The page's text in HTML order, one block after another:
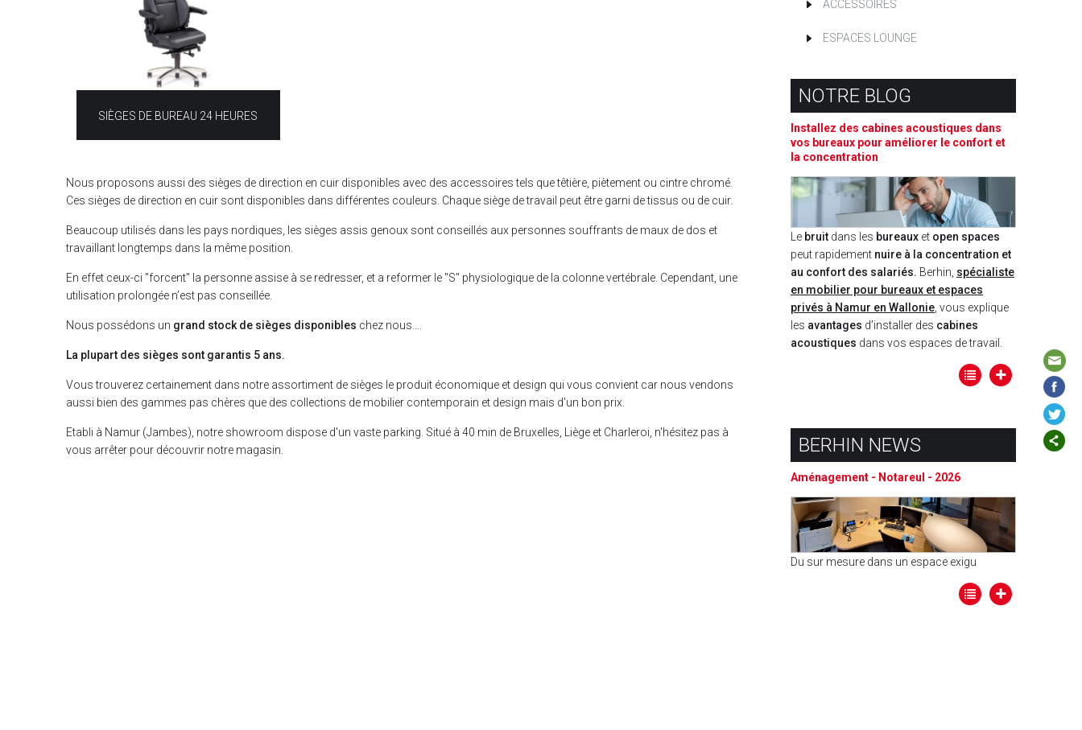
SIÈGES DE BUREAU 24 HEURES
Nous proposons aussi des sièges de direction en cuir disponibles avec des accessoires tels que têtière, piètement ou cintre chromé.
Ces sièges de direction en cuir sont disponibles dans différentes couleurs. Chaque siège de travail peut être garni de tissus ou de cuir.
Beaucoup utilisés dans les pays nordiques, les sièges assis genoux sont conseillés aux personnes souffrants de maux de dos et
travaillant longtemps dans la même position.
En effet ceux-ci "forcent" la personne assise à se redresser, et a reformer le "S" physiologique de la colonne vertébrale. Cependant, une
utilisation prolongée n’est pas conseillée.
Nous possédons un grand stock de sièges disponibles chez nous....
La plupart des sièges sont garantis 5 ans.
Vous trouverez certainement dans notre assortiment de sièges le produit économique et design qui vous convient car nous vendons
aussi bien des gammes pas chères que des collections de mobilier contemporain et design mais d’un bon prix.
Etabli à Namur (Jambes), notre showroom dispose d'un vaste parking. Situé à 40 min de Bruxelles, Liège et Charleroi, n'hésitez pas à
vous arrêter pour découvrir notre magasin.
ACCESSOIRES
ESPACES LOUNGE
NOTRE BLOG
Installez des cabines acoustiques dans
vos bureaux pour améliorer le confort et
la concentration
Le bruit dans les bureaux et open spaces
peut rapidement nuire à la concentration et
au confort des salariés. Berhin, spécialiste
en mobilier pour bureaux et espaces
privés à Namur en Wallonie , vous explique
les avantages d’installer des cabines
acoustiques dans vos espaces de travail.
BERHIN NEWS
Aménagement - Notareul - 2026
Du sur mesure dans un espace exigu